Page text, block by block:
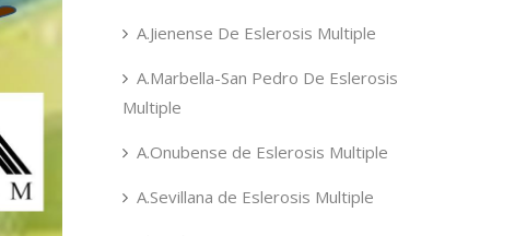
A.Jienense De Eslerosis Multiple
A.Marbella-San Pedro De Eslerosis
Multiple
A.Onubense de Eslerosis Multiple
A.Sevillana de Eslerosis Multiple